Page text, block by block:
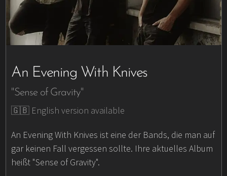
An Evening With Knives
"Sense of Gravity"
🇬🇧 English version available
An Evening With Knives ist eine der Bands, die man auf
gar keinen Fall vergessen sollte. Ihre aktuelles Album
heißt "Sense of Gravity".